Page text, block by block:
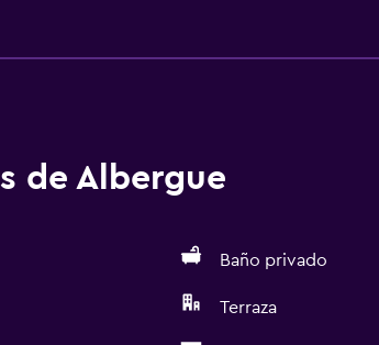
de Albergue
Baño privado
Terraza